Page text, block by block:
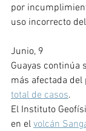
por
uso incorrecto
Junio, 9
Guayas continúa
más afectada del
total de casos.
El Instituto
en el volcán